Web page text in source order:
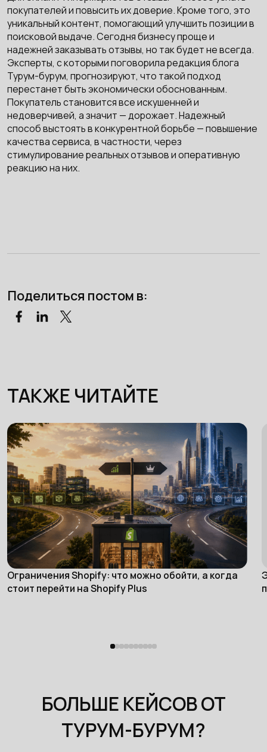
покупателей и повысить их доверие. Кроме того, это
уникальный контент, помогающий улучшить позиции в
поисковой выдаче. Сегодня бизнесу проще и
надежней заказывать отзывы, но так будет не всегда.
Эксперты, с которыми поговорила редакция блога
Турум-бурум, прогнозируют, что такой подход
перестанет быть экономически обоснованным.
Покупатель становится все искушенней и
недоверчивей, а значит — дорожает. Надежный
способ выстоять в конкурентной борьбе — повышение
качества сервиса, в частности, через
стимулирование реальных отзывов и оперативную
реакцию на них.
Поделиться постом в:
ТАКЖЕ ЧИТАЙТЕ
eCommerce
Ограничения Shopify: что можно обойти, а когда
стоит перейти на Shopify Plus
БОЛЬШЕ КЕЙСОВ ОТ
ТУРУМ-БУРУМ?